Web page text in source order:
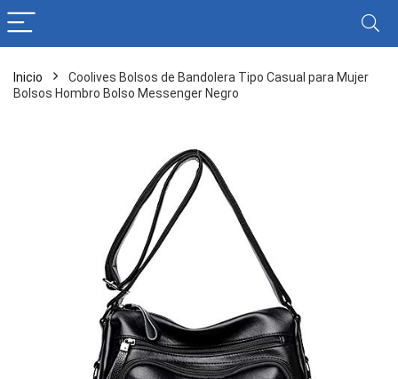
Inicio
Coolives Bolsos de Bandolera Tipo Casual para Mujer
Bolsos Hombro Bolso Messenger Negro